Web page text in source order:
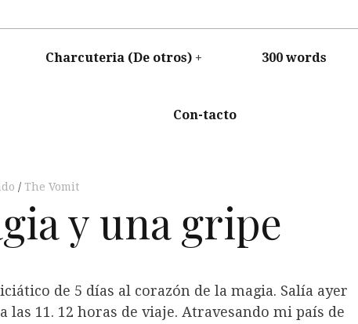
Charcuteria (De otros) 300 words
Con-tacto
The Vomit
y una gripe
de 5 días al corazón de la magia. Salía ayer
las 11. 12 horas de viaje. Atravesando mi país de